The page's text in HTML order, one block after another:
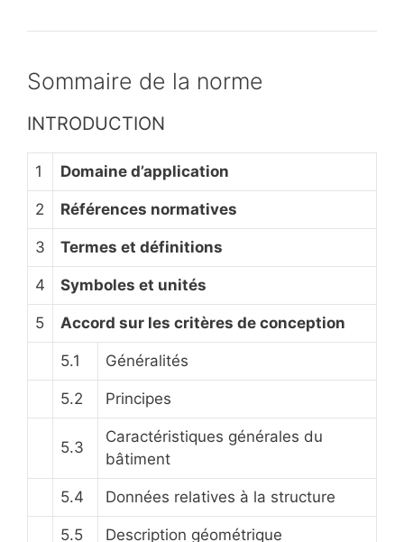
Sommaire de la norme
INTRODUCTION
1 Domaine d’application
2 Références normatives
3 Termes et définitions
4 Symboles et unités
5 Accord sur les critères de conception
5.1 Généralités
5.2 Principes
5.3
Caractéristiques générales du
bâtiment
5.4 Données relatives à la structure
5.5 Description géométrique